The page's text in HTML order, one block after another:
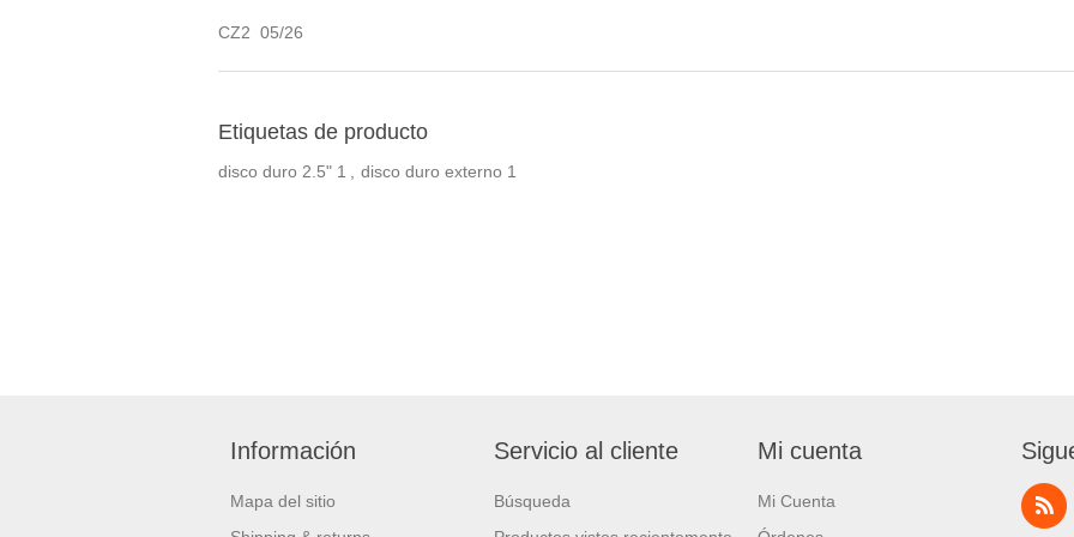
CZ2 05/26
Etiquetas de producto
disco duro 2.5" 1 disco duro externo 1
Información
Mapa del sitio
Servicio al cliente
Búsqueda
Mi cuenta
Mi Cuenta